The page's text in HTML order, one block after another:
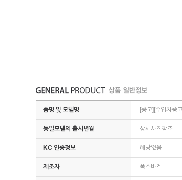
품명 및 모델명 [중고][수입차중
동일모델의 출시년월 상세사진참조
KC 인증정보 해당없음
제조자 폭스바겐